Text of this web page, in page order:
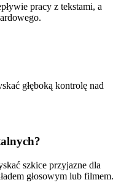
pracy z tekstami, a
głęboką kontrolę nad
szkice przyjazne dla
głosowym lub filmem.